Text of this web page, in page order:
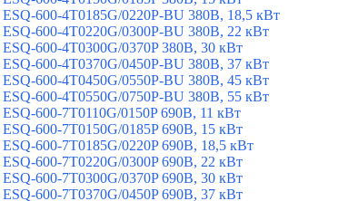
600-4T0185G/0220P-BU 380В, 18,5 кВт
600-4T0220G/0300P-BU 380В, 22 кВт
600-4T0300G/0370P 380В, 30 кВт
600-4T0370G/0450P-BU 380В, 37 кВт
600-4T0450G/0550P-BU 380В, 45 кВт
600-4T0550G/0750P-BU 380В, 55 кВт
600-7T0110G/0150P 690В, 11 кВт
600-7T0150G/0185P 690В, 15 кВт
600-7T0185G/0220P 690В, 18,5 кВт
600-7T0220G/0300P 690В, 22 кВт
600-7T0300G/0370P 690В, 30 кВт
600-7T0370G/0450P 690В, 37 кВт